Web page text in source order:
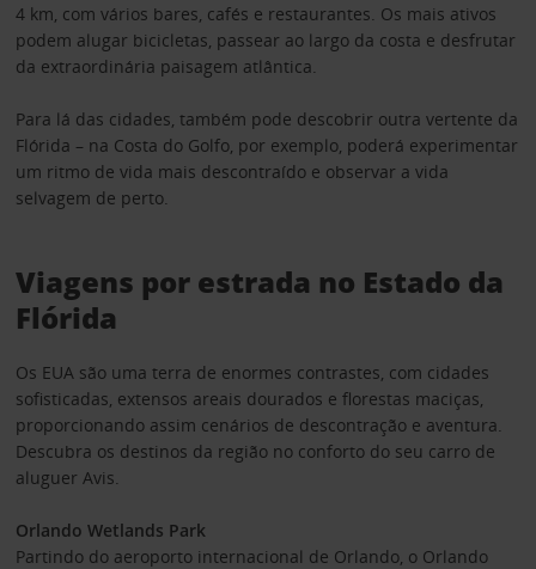
4 km, com vários bares, cafés e restaurantes. Os mais ativos
podem alugar bicicletas, passear ao largo da costa e desfrutar
da extraordinária paisagem atlântica.
Para lá das cidades, também pode descobrir outra vertente da
Flórida – na Costa do Golfo, por exemplo, poderá experimentar
um ritmo de vida mais descontraído e observar a vida
selvagem de perto.
Viagens por estrada no Estado da
Flórida
Os EUA são uma terra de enormes contrastes, com cidades
sofisticadas, extensos areais dourados e florestas maciças,
proporcionando assim cenários de descontração e aventura.
Descubra os destinos da região no conforto do seu carro de
aluguer Avis.
Orlando Wetlands Park
Partindo do aeroporto internacional de Orlando, o Orlando